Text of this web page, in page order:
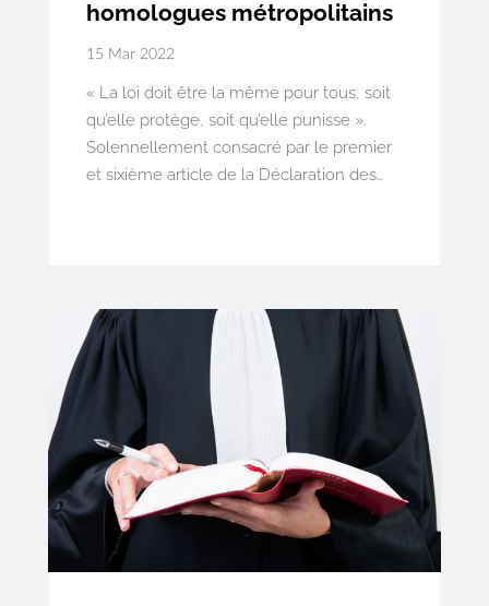
homologues métropolitains
15 Mar 2022
« La loi doit être la même pour tous, soit
qu’elle protège, soit qu’elle punisse ».
Solennellement consacré par le premier
et sixième article de la Déclaration des
l’occasion d’une question prioritaire de
constitutionnalité. En effet, la rupture
d’égalité dissociant les élus ultramarins de
leurs homologues métropolitains sur la
question de la majoration de leurs
indemnités de fonctions fût déclarée
inconstitutionnelle le 21 octobre 2021.